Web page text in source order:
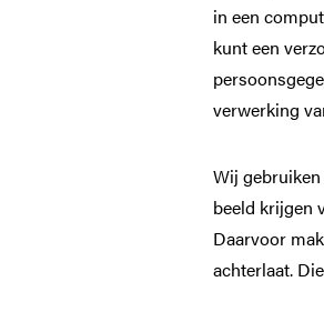
Home
Ons
Praktische
Kloosterwinkel
Podcast en
in een
kunt een
verwerking
Wij
beeld krijgen
Daarvoor
achterlaat.